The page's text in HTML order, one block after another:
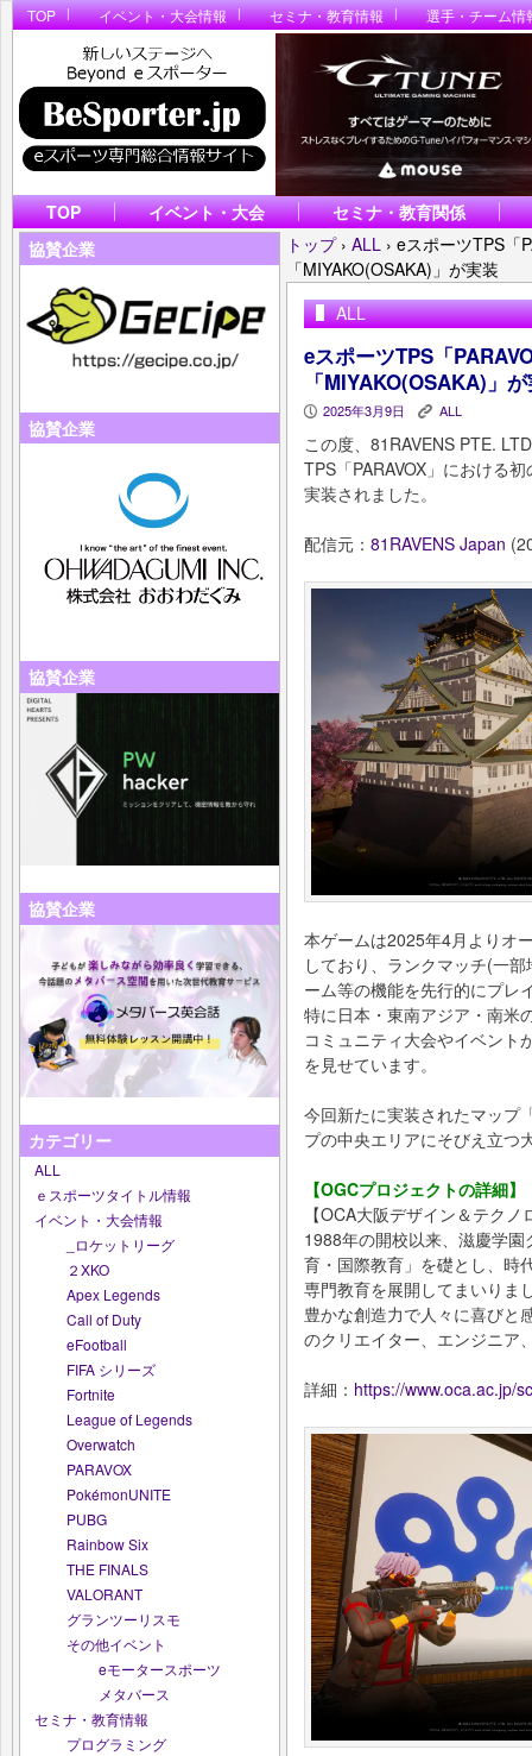
TOP イベント・大会情報 セミナ・教育情報 選手・チーム情
TOP イベント・大会
セミナ・教育関係
協賛企業
協賛企業
協賛企業
協賛企業
カテゴリー
ALL
ｅスポーツタイトル情報
イベント・大会情報
_ロケットリーグ
２XKO
Apex Legends
Call of Duty
eFootball
FIFA シリーズ
Fortnite
League of Legends
Overwatch
PARAVOX
PokémonUNITE
PUBG
Rainbow Six
THE FINALS
VALORANT
グランツーリスモ
その他イベント
eモータースポーツ
メタバース
セミナ・教育情報
プログラミング
トップ › ALL › eスポーツTPS「
「MIYAKO(OSAKA)」が実装
ALL
eスポーツTPS「
「MIYAKO(OSAKA)」
P 2025年3月9日 K ALL
この度、81RAVENS PTE.
TPS「PARAVOX」における
実装されました。
配信元： 81RAVENS Japan
本ゲームは2025年4月よりオ
しており、ランクマッチ(一
ーム等の機能を先行的にプレ
特に日本・東南アジア・南米
コミュニティ大会やイベント
を見せています。
今回新たに実装されたマップ
プの中央エリアにそびえ立つ
【OGCプロジェクトの詳細】
【OCA大阪デザイン＆テク
1988年の開校以来、滋慶学
育・国際教育」を礎とし、時
専門教育を展開してまいりま
豊かな創造力で人々に喜びと
のクリエイター、エンジニア
詳細： https://www.oca.ac.jp/